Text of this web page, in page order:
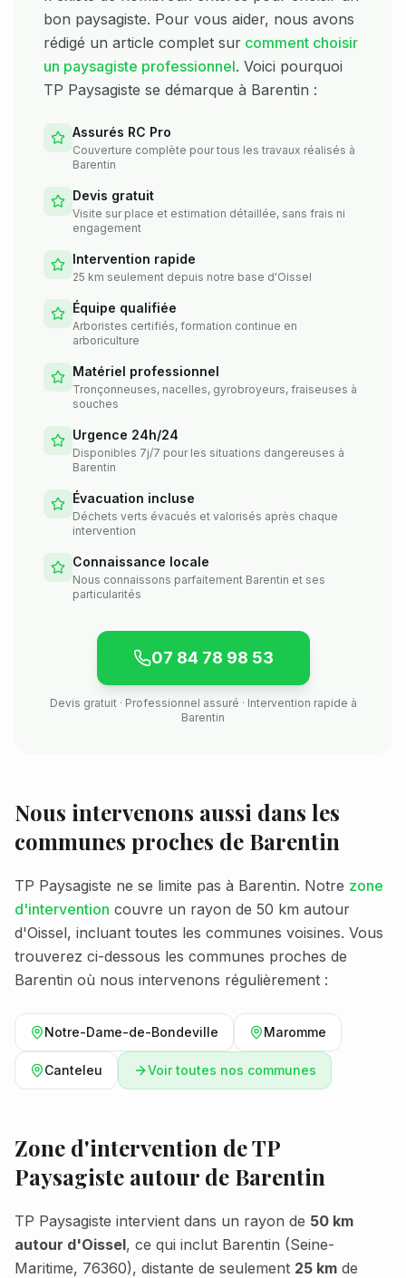
bon paysagiste. Pour vous aider, nous avons
rédigé un article complet sur comment choisir
un paysagiste professionnel. Voici pourquoi
TP Paysagiste se démarque à Barentin :
Assurés RC Pro
Couverture complète pour tous les travaux réalisés à
Barentin
Devis gratuit
Visite sur place et estimation détaillée, sans frais ni
engagement
Intervention rapide
25 km seulement depuis notre base d'Oissel
Équipe qualifiée
Arboristes certifiés, formation continue en
arboriculture
Matériel professionnel
Tronçonneuses, nacelles, gyrobroyeurs, fraiseuses à
souches
Urgence 24h/24
Disponibles 7j/7 pour les situations dangereuses à
Barentin
Évacuation incluse
Déchets verts évacués et valorisés après chaque
intervention
Connaissance locale
Nous connaissons parfaitement Barentin et ses
particularités
07 84 78 98 53
Devis gratuit · Professionnel assuré · Intervention rapide à
Barentin
Nous intervenons aussi dans les
communes proches de Barentin
TP Paysagiste ne se limite pas à Barentin. Notre zone
d'intervention couvre un rayon de 50 km autour
d'Oissel, incluant toutes les communes voisines. Vous
trouverez ci-dessous les communes proches de
Barentin où nous intervenons régulièrement :
Notre-Dame-de-Bondeville Maromme
Canteleu Voir toutes nos communes
Zone d'intervention de TP
Paysagiste autour de Barentin
TP Paysagiste intervient dans un rayon de 50 km
autour d'Oissel, ce qui inclut Barentin (Seine-
Maritime, 76360), distante de seulement 25 km de